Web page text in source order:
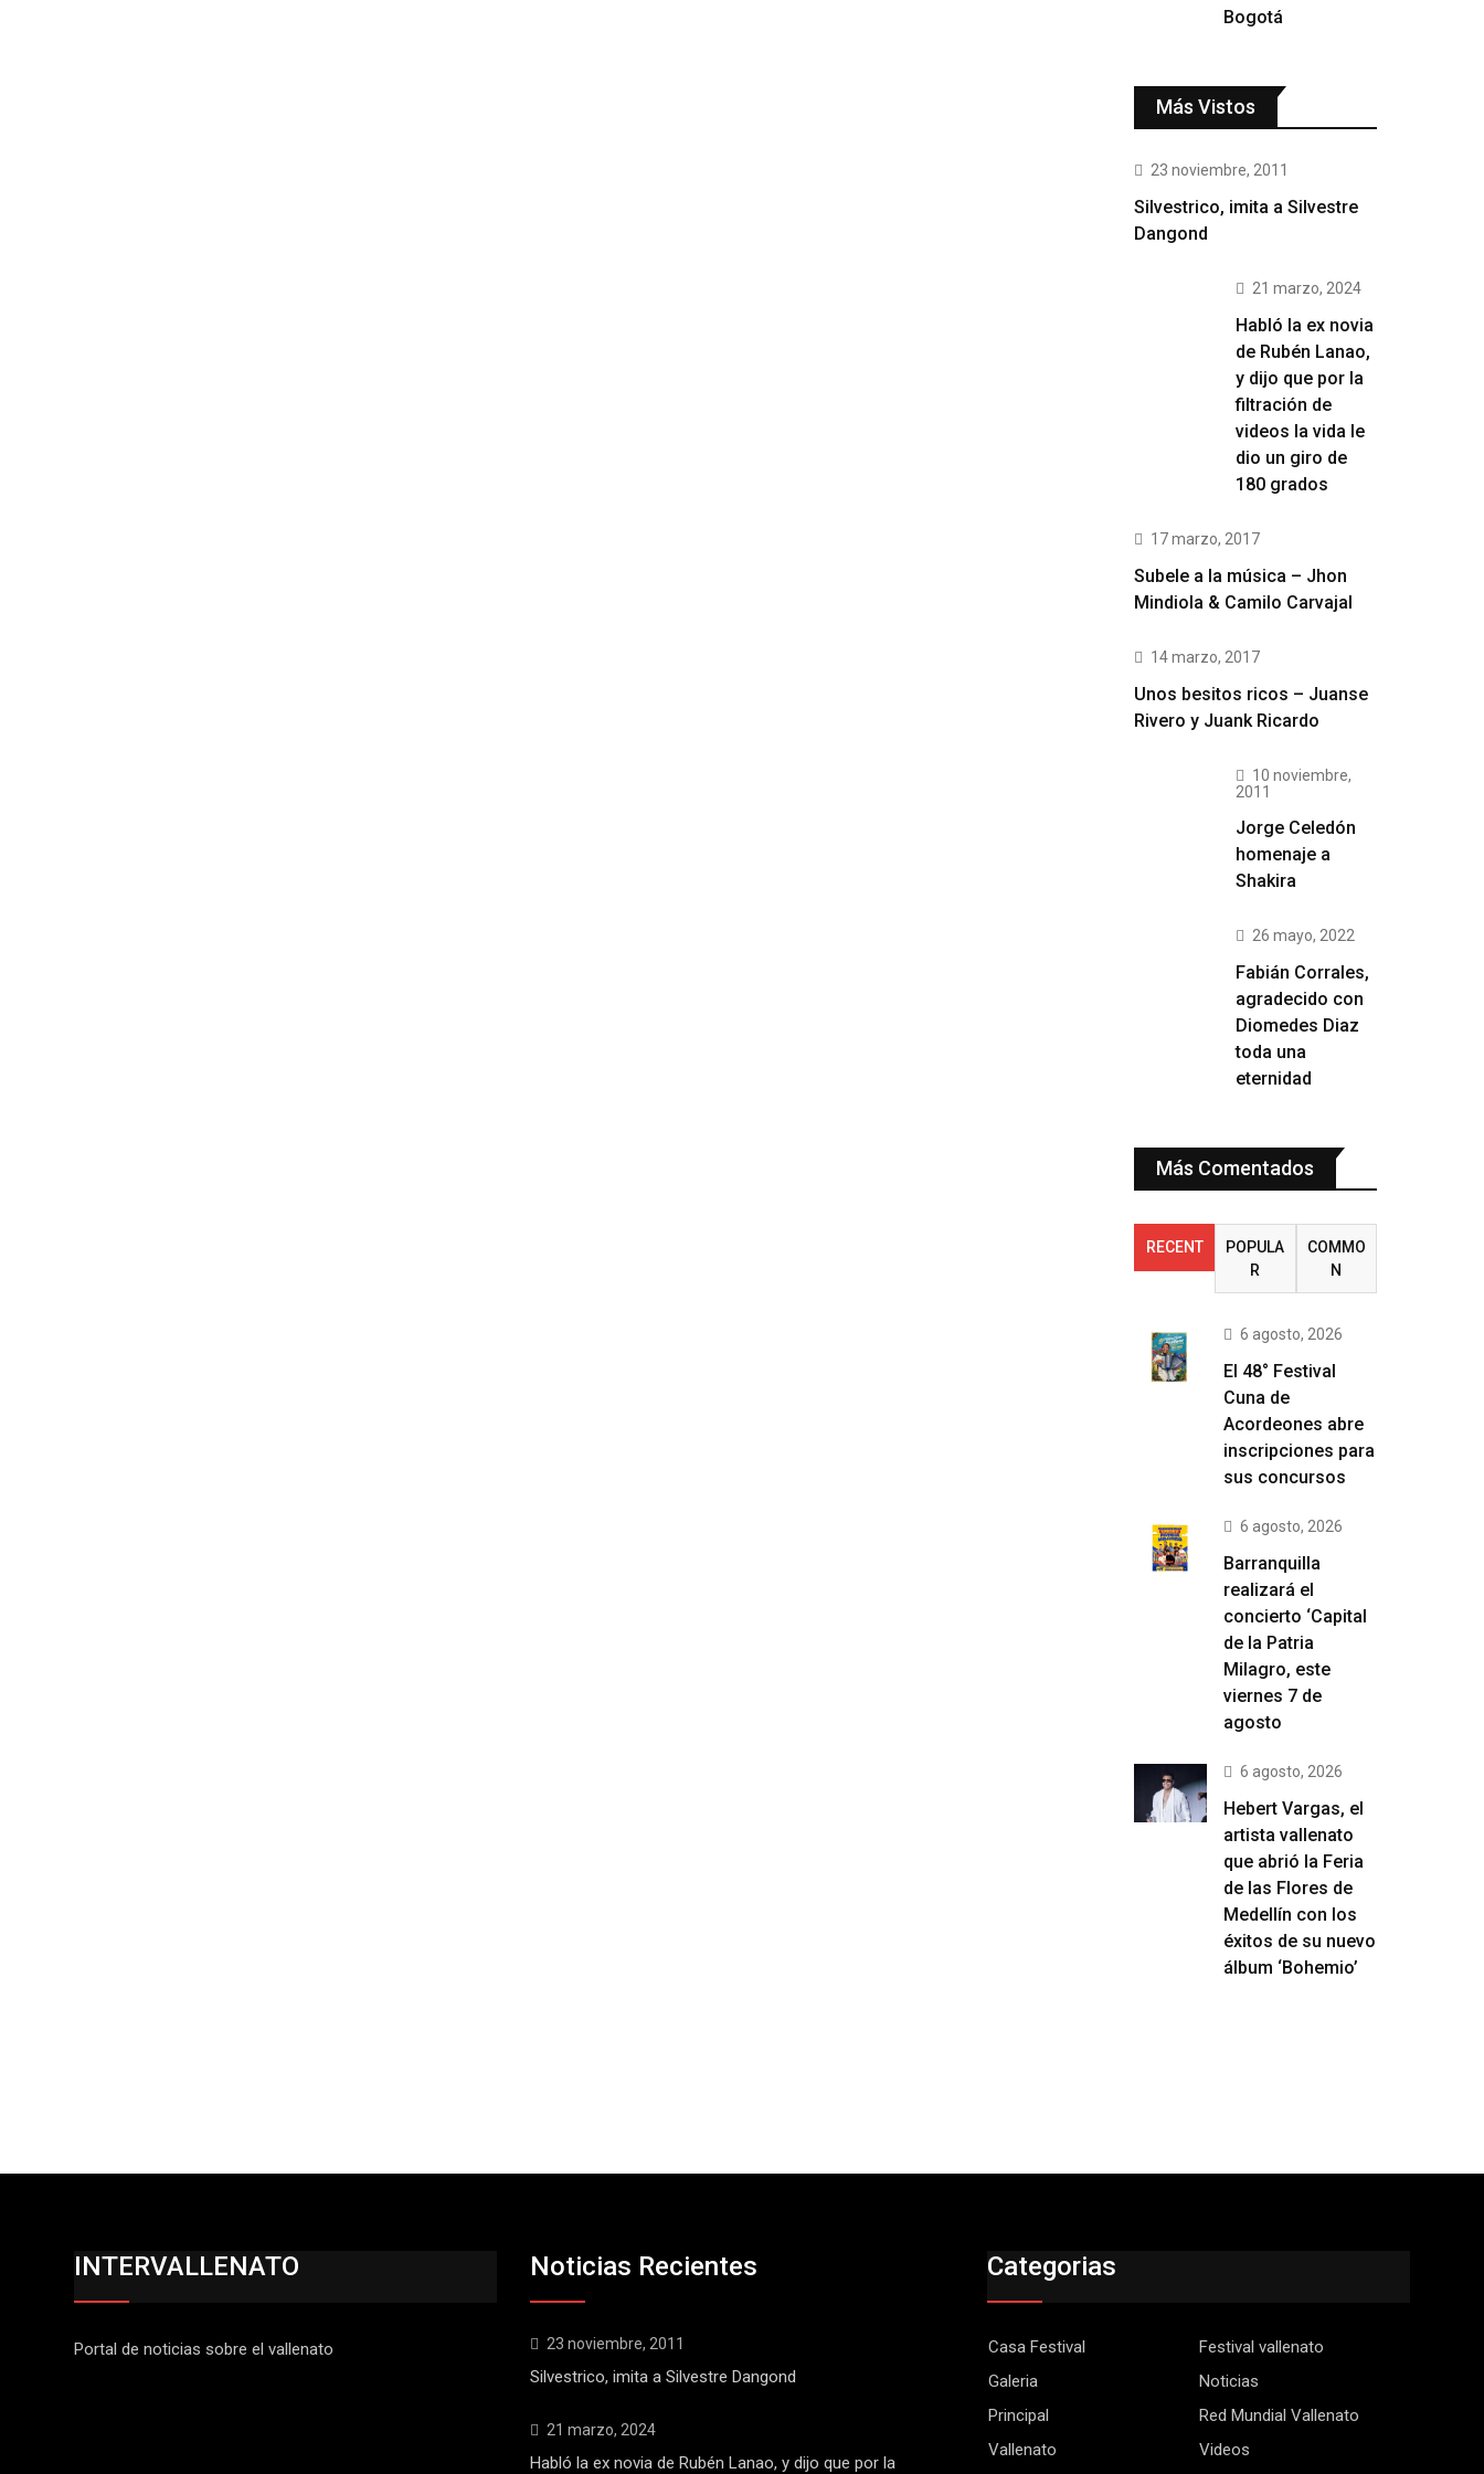
Bogotá
Más Vistos
23 noviembre, 2011
Silvestrico, imita a Silvestre
Dangond
21 marzo, 2024
Habló la ex novia
de Rubén Lanao,
y dijo que por la
filtración de
videos la vida le
dio un giro de
180 grados
17 marzo, 2017
Subele a la música – Jhon
Mindiola & Camilo Carvajal
14 marzo, 2017
Unos besitos ricos – Juanse
Rivero y Juank Ricardo
10 noviembre,
2011
Jorge Celedón
homenaje a
Shakira
26 mayo, 2022
Fabián Corrales,
agradecido con
Diomedes Diaz
toda una
eternidad
Más Comentados
RECENT
POPULA
R
COMMO
N
6 agosto, 2026
El 48° Festival
Cuna de
Acordeones abre
inscripciones para
sus concursos
6 agosto, 2026
Barranquilla
realizará el
concierto ‘Capital
de la Patria
Milagro, este
viernes 7 de
agosto
6 agosto, 2026
Hebert Vargas, el
artista vallenato
que abrió la Feria
de las Flores de
Medellín con los
éxitos de su nuevo
álbum ‘Bohemio’
INTERVALLENATO
Portal de noticias sobre el vallenato
Noticias Recientes
23 noviembre, 2011
Silvestrico, imita a Silvestre Dangond
21 marzo, 2024
Habló la ex novia de Rubén Lanao, y dijo que por la
Categorias
Casa Festival
Festival vallenato
Galeria
Noticias
Principal
Red Mundial Vallenato
Vallenato
Videos